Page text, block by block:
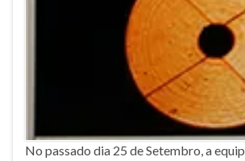
No passado dia 25 de Setembro, a